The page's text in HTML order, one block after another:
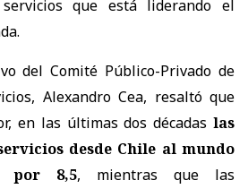
que está liderando el
del Comité Público-Privado de
Alexandro Cea, resaltó que
en las últimas dos décadas las
desde Chile al mundo
por 8,5, mientras que las